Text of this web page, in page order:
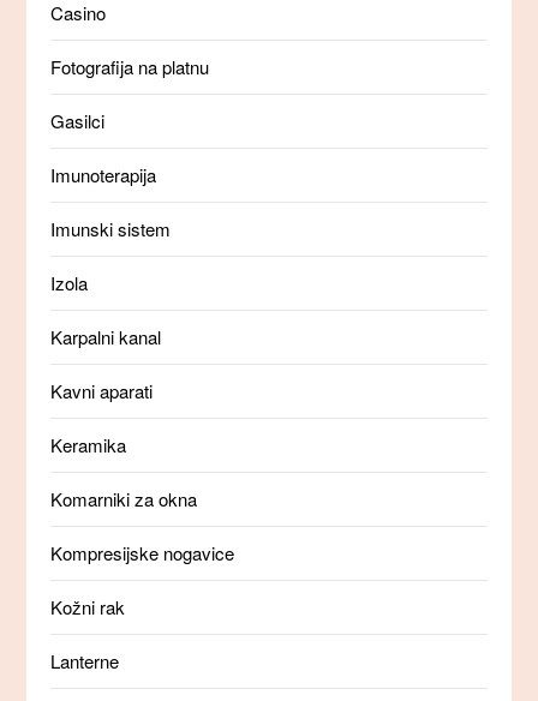
Casino
Fotografija na platnu
Gasilci
Imunoterapija
Imunski sistem
Izola
Karpalni kanal
Kavni aparati
Keramika
Komarniki za okna
Kompresijske nogavice
Kožni rak
Lanterne